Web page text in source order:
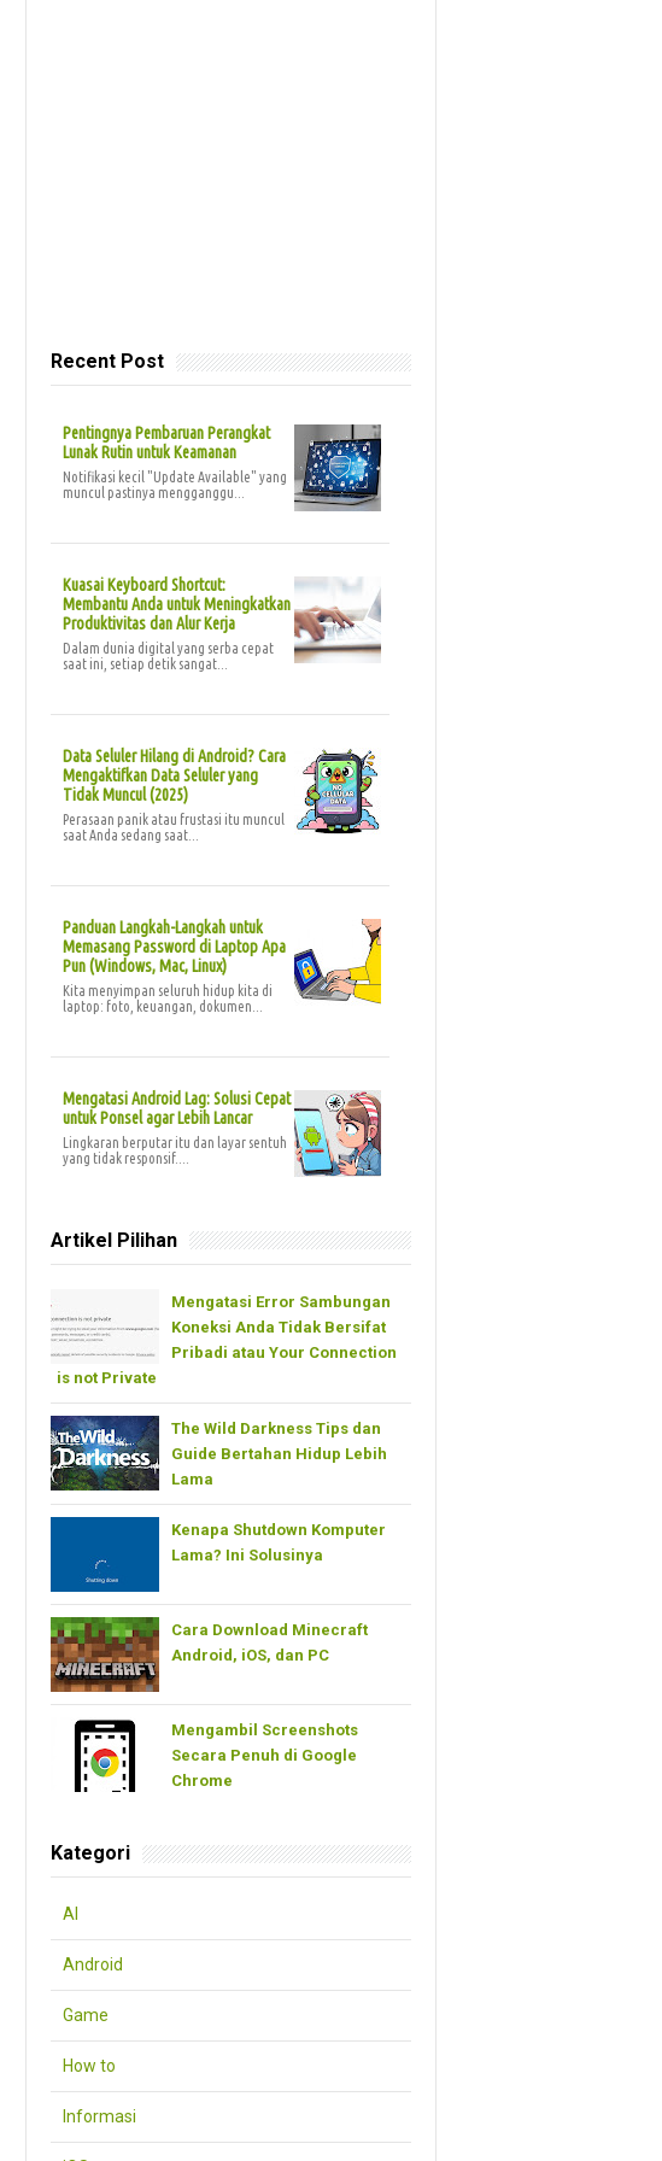
Recent Post
Pentingnya Pembaruan Perangkat
Lunak Rutin untuk Keamanan
Notifikasi kecil "Update Available" yang
muncul pastinya mengganggu...
Kuasai Keyboard Shortcut:
Membantu Anda untuk Meningkatkan
Produktivitas dan Alur Kerja
Dalam dunia digital yang serba cepat
saat ini, setiap detik sangat...
Data Seluler Hilang di Android? Cara
Mengaktifkan Data Seluler yang
Tidak Muncul (2025)
Perasaan panik atau frustasi itu muncul
saat Anda sedang saat...
Panduan Langkah-Langkah untuk
Memasang Password di Laptop Apa
Pun (Windows, Mac, Linux)
Kita menyimpan seluruh hidup kita di
laptop: foto, keuangan, dokumen...
Mengatasi Android Lag: Solusi Cepat
untuk Ponsel agar Lebih Lancar
Lingkaran berputar itu dan layar sentuh
yang tidak responsif....
Artikel Pilihan
Mengatasi Error Sambungan
Koneksi Anda Tidak Bersifat
Pribadi atau Your Connection
is not Private
The Wild Darkness Tips dan
Guide Bertahan Hidup Lebih
Lama
Kenapa Shutdown Komputer
Lama? Ini Solusinya
Cara Download Minecraft
Android, iOS, dan PC
Mengambil Screenshots
Secara Penuh di Google
Chrome
Kategori
AI
Android
Game
How to
Informasi